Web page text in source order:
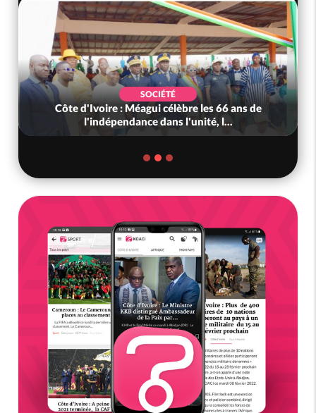
SOCIÉTÉ
Côte d'Ivoire : Méagui célèbre les 66 ans de
l'indépendance dans l'unité, l...